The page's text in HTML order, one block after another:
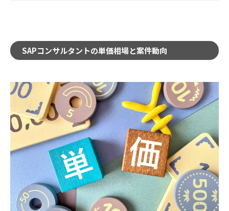
SAPコンサルタントの単価相場と案件動向